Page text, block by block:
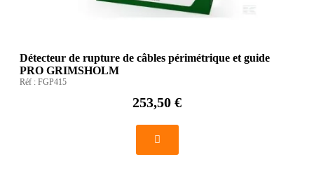
Détecteur de rupture de câbles périmétrique et guide
PRO GRIMSHOLM
Réf : FGP415
253,50 €